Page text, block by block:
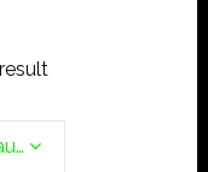
Tri du plus récent au plus ancien